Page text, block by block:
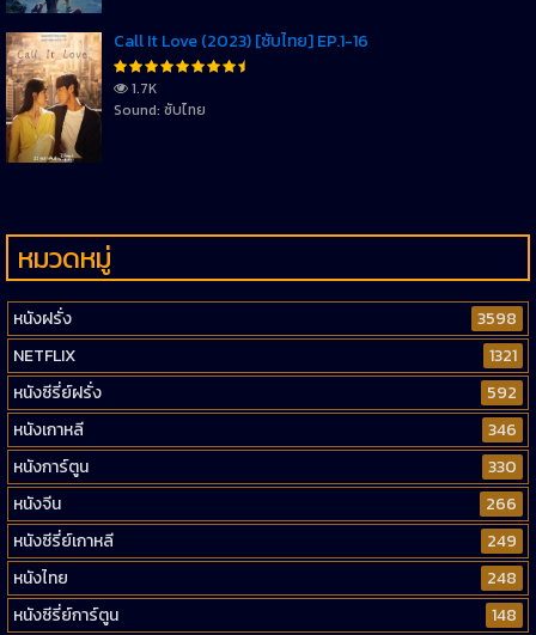
Call It Love (2023) [ซับไทย] EP.1-16
1.7K
Sound: ซับไทย
หมวดหมู่
หนังฝรั่ง
3598
NETFLIX
1321
หนังซีรี่ย์ฝรั่ง
592
หนังเกาหลี
346
หนังการ์ตูน
330
หนังจีน
266
หนังซีรี่ย์เกาหลี
249
หนังไทย
248
หนังซีรี่ย์การ์ตูน
148